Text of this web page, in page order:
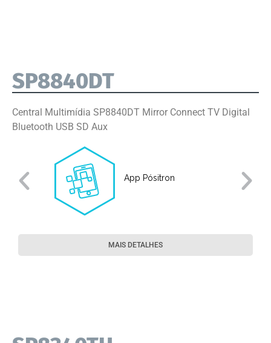
SP8840DT
Central Multimídia SP8840DT Mirror Connect TV Digital
Bluetooth USB SD Aux
App Pósitron
MAIS DETALHES